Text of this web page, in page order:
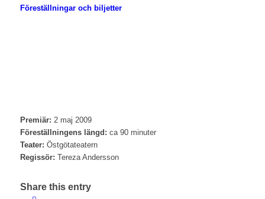
Föreställningar och biljetter
Premiär: 2 maj 2009
Föreställningens längd: ca 90 minuter
Teater: Östgötateatern
Regissör: Tereza Andersson
Share this entry